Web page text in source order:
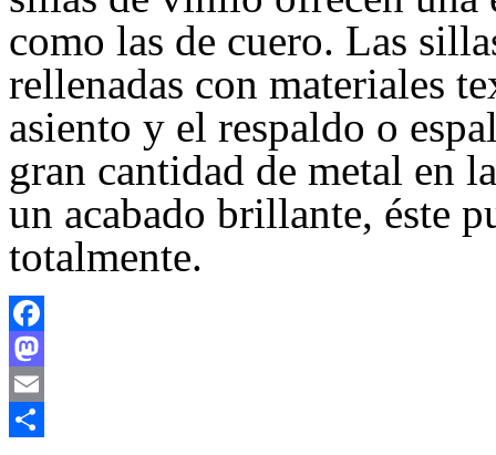
como las de cuero. Las
rellenadas con materiales
asiento y el respaldo o
gran cantidad de metal en
un acabado brillante, éste
totalmente.
Facebook
Mastodon
Email